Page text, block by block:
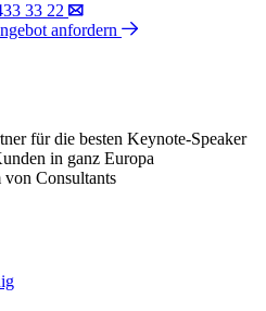
33 22
anfordern
für die besten Keynote-Speaker
in ganz Europa
von Consultants